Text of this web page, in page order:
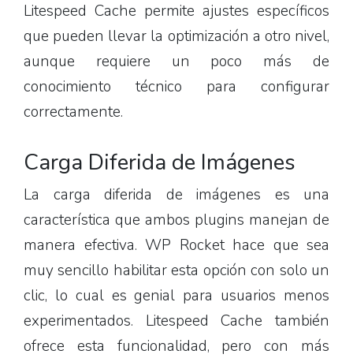
Litespeed Cache permite ajustes específicos
que pueden llevar la optimización a otro nivel,
aunque requiere un poco más de
conocimiento técnico para configurar
correctamente.
Carga Diferida de Imágenes
La carga diferida de imágenes es una
característica que ambos plugins manejan de
manera efectiva. WP Rocket hace que sea
muy sencillo habilitar esta opción con solo un
clic, lo cual es genial para usuarios menos
experimentados. Litespeed Cache también
ofrece esta funcionalidad, pero con más